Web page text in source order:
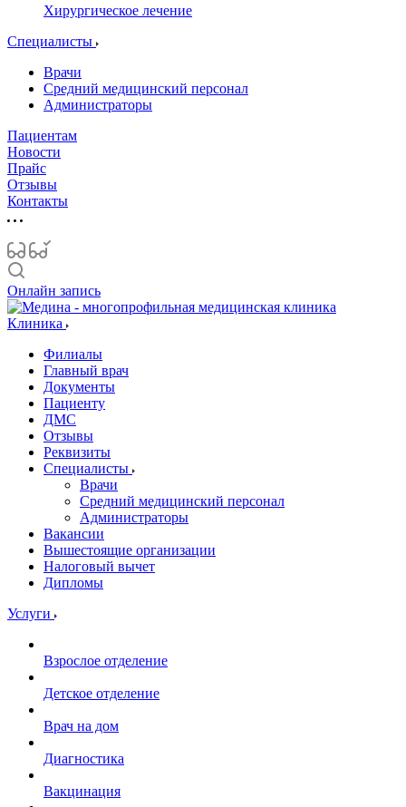
Хирургическое лечение
Специалисты
Врачи
Средний медицинский персонал
Администраторы
Пациентам
Новости
Прайс
Отзывы
Контакты
Онлайн запись
Клиника
Филиалы
Главный врач
Документы
Пациенту
ДМС
Отзывы
Реквизиты
Специалисты
Врачи
Средний медицинский персонал
Администраторы
Вакансии
Вышестоящие организации
Налоговый вычет
Дипломы
Услуги
Взрослое отделение
Детское отделение
Врач на дом
Диагностика
Вакцинация